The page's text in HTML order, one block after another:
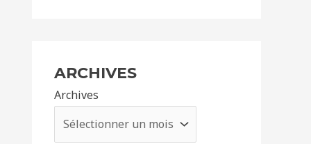
ARCHIVES
Archives